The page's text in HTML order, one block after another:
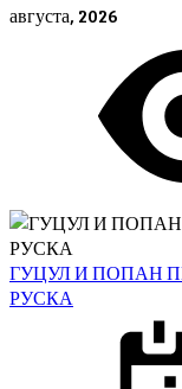
августа, 2026
ГУЦУЛ И ПОПАН
РУСКА